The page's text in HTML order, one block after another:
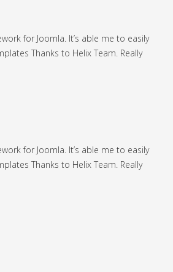
for Joomla. It’s able me to easily
Thanks to Helix Team. Really
for Joomla. It’s able me to easily
Thanks to Helix Team. Really